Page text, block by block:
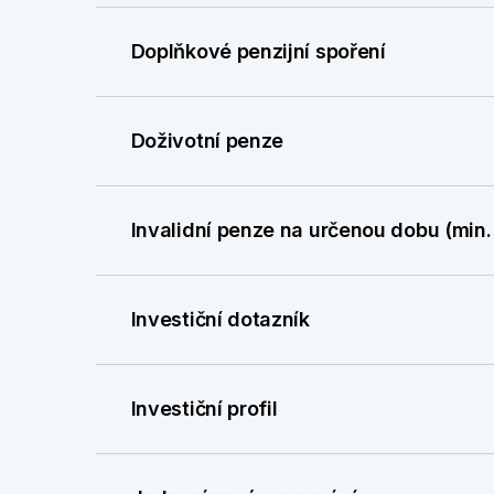
Doplňkové penzijní spoření
Doživotní penze
Invalidní penze na určenou dobu
Investiční dotazník
Investiční profil